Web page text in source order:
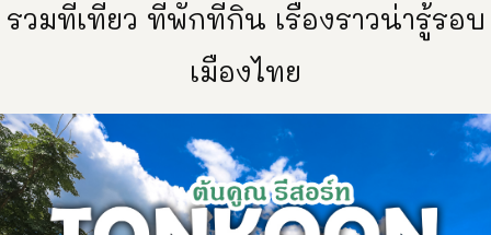
รวมที่เที่ยว ที่พักที่กิน เรื่องราวน่ารู้รอบ
เมืองไทย